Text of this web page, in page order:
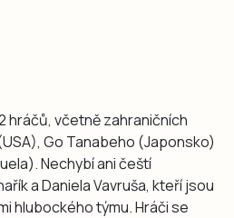
hráčů, včetně zahraničních
Go Tanabeho (Japonsko)
Nechybí ani čeští
a Daniela Vavruša, kteří jsou
hlubockého týmu. Hráči se